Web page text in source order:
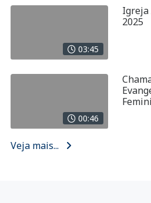
03:45
Igreja
2025
00:46
Veja mais...